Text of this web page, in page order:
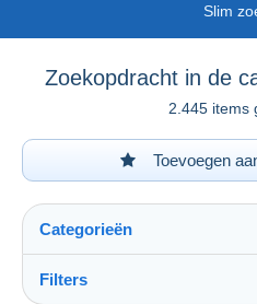
Slim
Zoekopdracht in de
2.445 items
Toevoegen
Categorieën
Filters